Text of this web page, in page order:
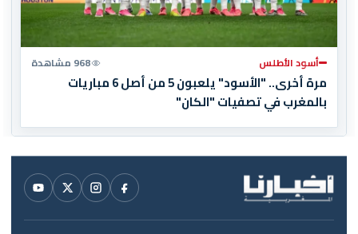
أسود الأطلس 968 مشاهدة
مرة أخرى.. "الأسود" يلعبون 5 من أصل 6 مباريات
بالمغرب في تصفيات "الكان"